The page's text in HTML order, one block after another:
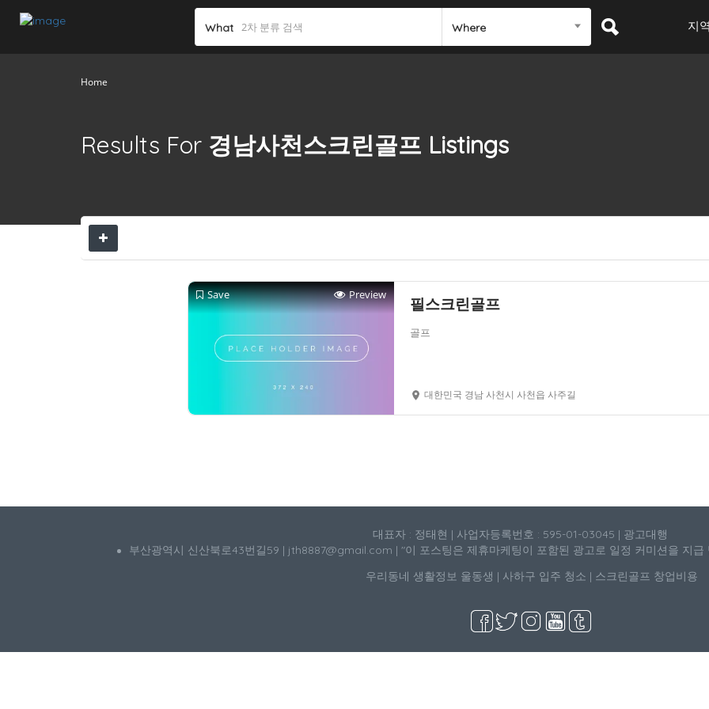
What Where 지
Home
Results For 경남사천스크린골프 Listings
Save Preview 필스크린골프
골프
대한민국 경남 사천시 사천읍 사주길
대표자 : 정태현 | 사업자등록번호 : 595-01-03045 | 광고대행
부산광역시 신산북로43번길59 | jth8887@gmail.com | "이 포스팅은 제휴마케팅이 포함된 광고로 일정 커미션을 지급
우리동네 생활정보 울동생 | 사하구 입주 청소 | 스크린골프 창업비용